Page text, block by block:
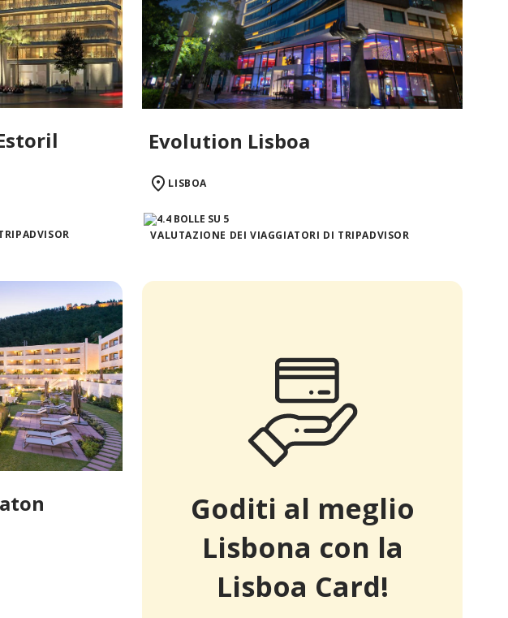
Evolution Lisboa
LISBOA
VALUTAZIONE DEI VIAGGIATORI DI TRIPADVISOR
Goditi al meglio
Lisbona con la
Lisboa Card!